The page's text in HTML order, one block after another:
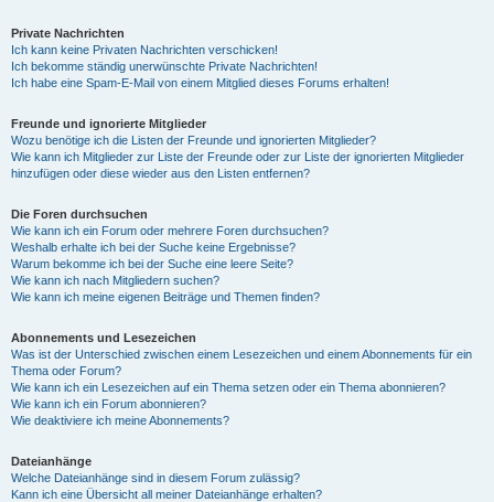
Private Nachrichten
Ich kann keine Privaten Nachrichten verschicken!
Ich bekomme ständig unerwünschte Private Nachrichten!
Ich habe eine Spam-E-Mail von einem Mitglied dieses Forums erhalten!
Freunde und ignorierte Mitglieder
Wozu benötige ich die Listen der Freunde und ignorierten Mitglieder?
Wie kann ich Mitglieder zur Liste der Freunde oder zur Liste der ignorierten Mitglieder
hinzufügen oder diese wieder aus den Listen entfernen?
Die Foren durchsuchen
Wie kann ich ein Forum oder mehrere Foren durchsuchen?
Weshalb erhalte ich bei der Suche keine Ergebnisse?
Warum bekomme ich bei der Suche eine leere Seite?
Wie kann ich nach Mitgliedern suchen?
Wie kann ich meine eigenen Beiträge und Themen finden?
Abonnements und Lesezeichen
Was ist der Unterschied zwischen einem Lesezeichen und einem Abonnements für ein
Thema oder Forum?
Wie kann ich ein Lesezeichen auf ein Thema setzen oder ein Thema abonnieren?
Wie kann ich ein Forum abonnieren?
Wie deaktiviere ich meine Abonnements?
Dateianhänge
Welche Dateianhänge sind in diesem Forum zulässig?
Kann ich eine Übersicht all meiner Dateianhänge erhalten?